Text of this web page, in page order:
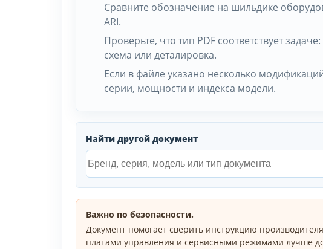
Сравните обозначение на шильдике
ARI.
Проверьте, что тип PDF соответствует
схема или деталировка.
Если в файле указано несколько
серии, мощности и индекса модели.
Найти другой документ
Важно по безопасности.
Документ помогает сверить инструкцию
платами управления и сервисными режимами лучше